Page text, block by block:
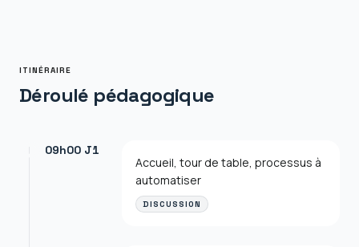
ITINÉRAIRE
Déroulé pédagogique
09h00 J1
Accueil, tour de table, processus à
automatiser
DISCUSSION